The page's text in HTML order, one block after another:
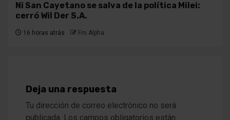
Ni San Cayetano se salva de la política Milei:
cerró Wil Der S.A.
16 horas atrás Fm Alpha
Deja una respuesta
Tu dirección de correo electrónico no será
publicada. Los campos obligatorios están